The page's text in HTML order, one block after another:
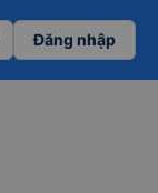
Đăng nhập